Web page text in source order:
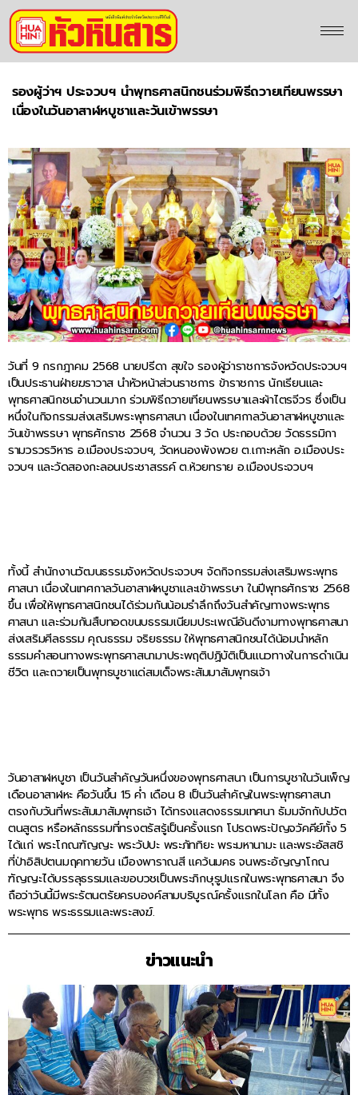
รองผู้ว่าฯ ประจวบฯ นำพุทธศาสนิกชนร่วมพิธีถวายเทียนพรรษา
เนื่องในวันอาสาฬหบูชาและวันเข้าพรรษา
วันที่ 9 กรกฎาคม 2568 นายปรีดา สุขใจ รองผู้ว่าราชการจังหวัดประจวบฯ
เป็นประธานฝ่ายฆราวาส นำหัวหน้าส่วนราชการ ข้าราชการ นักเรียนและ
พุทธศาสนิกชนจำนวนมาก ร่วมพิธีถวายเทียนพรรษาและผ้าไตรจีวร ซึ่งเป็น
หนึ่งในกิจกรรมส่งเสริมพระพุทธศาสนา เนื่องในเทศกาลวันอาสาฬหบูชาและ
วันเข้าพรรษา พุทธศักราช 2568 จำนวน 3 วัด ประกอบด้วย วัดธรรมิกา
รามวรวรวิหาร อ.เมืองประจวบฯ, วัดหนองพังพวย ต.เกาะหลัก อ.เมืองประ
จวบฯ และวัดสองกะลอนประชาสรรค์ ต.ห้วยทราย อ.เมืองประจวบฯ
ทั้งนี้ สำนักงานวัฒนธรรมจังหวัดประจวบฯ จัดกิจกรรมส่งเสริมพระพุทธ
ศาสนา เนื่องในเทศกาลวันอาสาฬหบูชาและเข้าพรรษา ในปีพุทธศักราช 2568
ขึ้น เพื่อให้พุทธศาสนิกชนได้ร่วมกันน้อมรำลึกถึงวันสำคัญทางพระพุทธ
ศาสนา และร่วมกันสืบทอดขนบธรรมเนียมประเพณีอันดีงามทางพุทธศาสนา
ส่งเสริมศีลธรรม คุณธรรม จริยธรรม ให้พุทธศาสนิกชนได้น้อมนำหลัก
ธรรมคำสอนทางพระพุทธศาสนามาประพฤติปฏิบัติเป็นแนวทางในการดำเนิน
ชีวิต และถวายเป็นพุทธบูชาแด่สมเด็จพระสัมมาสัมพุทธเจ้า
วันอาสาฬหบูชา เป็นวันสำคัญวันหนึ่งของพุทธศาสนา เป็นการบูชาในวันเพ็ญ
เดือนอาสาฬหะ คือวันขึ้น 15 ค่ำ เดือน 8 เป็นวันสำคัญในพระพุทธศาสนา
ตรงกับวันที่พระสัมมาสัมพุทธเจ้า ได้ทรงแสดงธรรมเทศนา ธัมมจักกัปปวัต
ตนสูตร หรือหลักธรรมที่ทรงตรัสรู้เป็นครั้งแรก โปรดพระปัญจวัคคีย์ทั้ง 5
ได้แก่ พระโกณฑัญญะ พระวัปปะ พระภัททิยะ พระมหานามะ และพระอัสสชิ
ที่ป่าอิสิปตนมฤคทายวัน เมืองพาราณสี แคว้นมคธ จนพระอัญญาโกณ
ฑัญญะได้บรรลุธรรมและขอบวชเป็นพระภิกษุรูปแรกในพระพุทธศาสนา จึง
ถือว่าวันนี้มีพระรัตนตรัยครบองค์สามบริบูรณ์ครั้งแรกในโลก คือ มีทั้ง
พระพุทธ พระธรรมและพระสงฆ์.
ข่าวแนะนำ